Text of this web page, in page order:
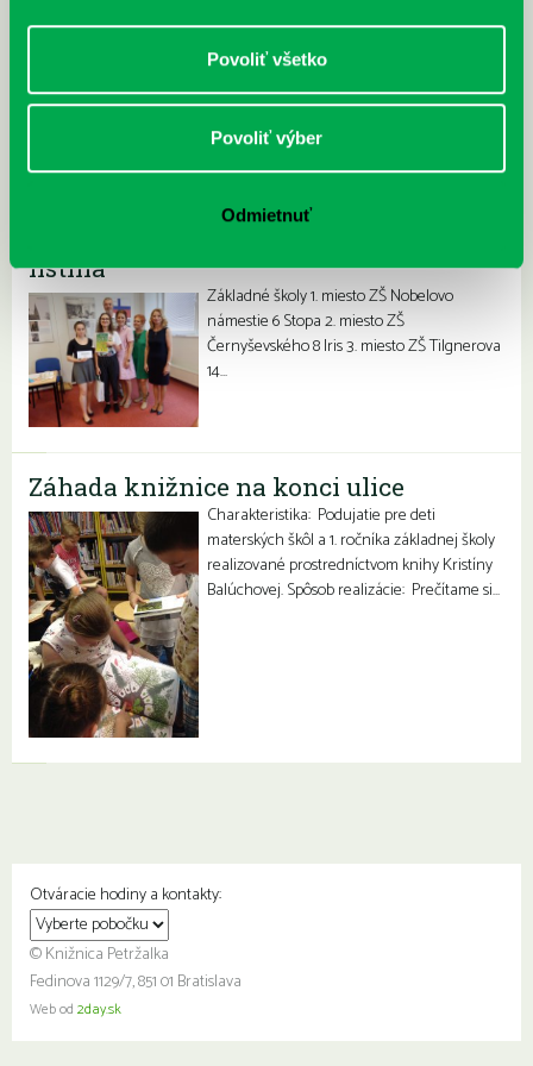
Povoliť všetko
Povoliť výber
Odmietnuť
Charakteristika: Zážitkové čítanie so
Poloreckého ulici o vopred dohodnutých
mestách a zákutiach sveta. História, príroda,
Súťaž: Život našimi očami – novinári
listina
Základné školy 1. miesto ZŠ Nobelovo
námestie 6 Stopa 2. miesto ZŠ
Černyševského 8 Iris 3. miesto ZŠ Tilgnerova
14…
Záhada knižnice na konci ulice
Charakteristika: Podujatie pre deti
materských škôl a 1. ročníka základnej školy
realizované prostredníctvom knihy Kristíny
Balúchovej. Spôsob realizácie: Prečítame si…
Otváracie hodiny a kontakty:
© Knižnica Petržalka
Fedinova 1129/7, 851 01 Bratislava
Web od 2day.sk